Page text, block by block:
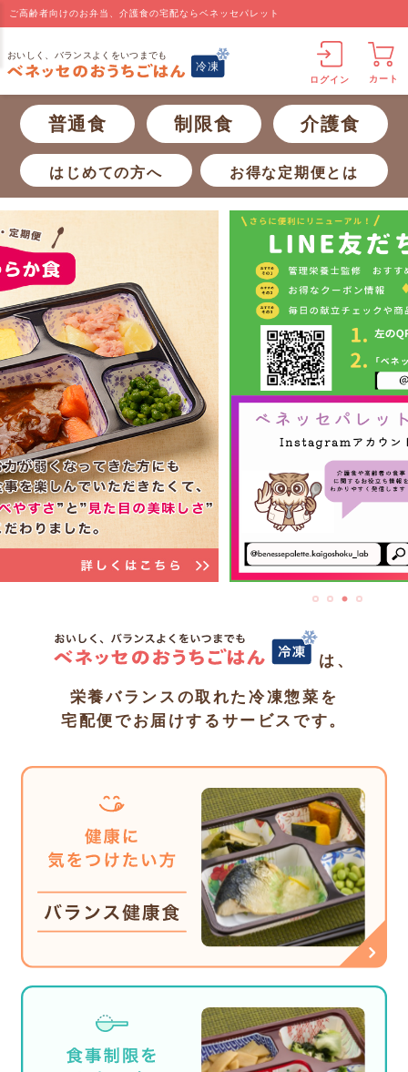
ご高齢者向けのお弁当、介護食の宅配ならベネッセパレット
ログイン カート
普通食 制限食 介護食
はじめての方へ お得な定期便とは
は、
栄養バランスの取れた冷凍惣菜を
宅配便でお届けするサービスです。